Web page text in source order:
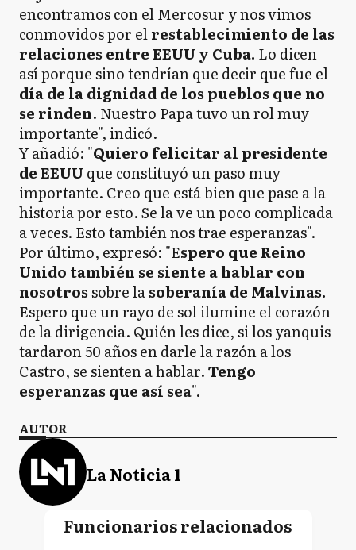
encontramos con el Mercosur y nos vimos
conmovidos por elrestablecimiento de las
relaciones entre EEUU y Cuba. Lo dicen
así porque sino tendrían que decir que fue el
día de la dignidad de los pueblos que no
se rinden. Nuestro Papa tuvo un rol muy
importante", indicó.
Y añadió: "Quiero felicitar al presidente
de EEUU que constituyó un paso muy
importante. Creo que está bien que pase a la
historia por esto. Se la ve un poco complicada
a veces. Esto también nos trae esperanzas".
Por último, expresó: "Espero que Reino
Unido también se siente a hablar con
nosotrossobre lasoberanía de Malvinas.
Espero que un rayo de sol ilumine el corazón
de la dirigencia. Quién les dice, si los yanquis
tardaron 50 años en darle la razón a los
Castro, se sienten a hablar.Tengo
esperanzas que así sea".
AUTOR
La Noticia 1
Funcionarios relacionados